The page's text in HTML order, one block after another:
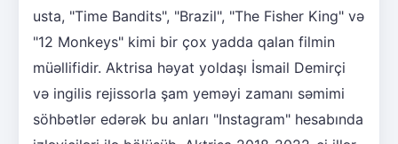
usta, "Time Bandits", "Brazil", "The Fisher King" və
"12 Monkeys" kimi bir çox yadda qalan filmin
müəllifidir. Aktrisa həyat yoldaşı İsmail Demirçi
və ingilis rejissorla şam yeməyi zamanı səmimi
söhbətlər edərək bu anları "Instagram" hesabında